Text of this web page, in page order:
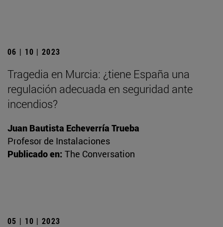
06 | 10 | 2023
Tragedia en Murcia: ¿tiene España una
regulación adecuada en seguridad ante
incendios?
Juan Bautista Echeverría Trueba
Profesor de Instalaciones
Publicado en: The Conversation
05 | 10 | 2023